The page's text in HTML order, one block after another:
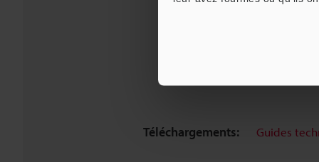
Téléchargements: Guides